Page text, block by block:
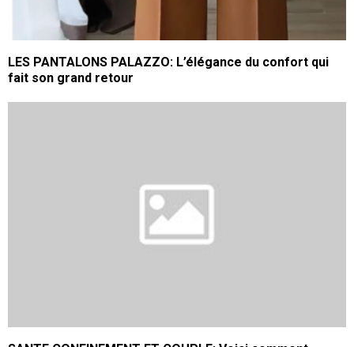
LES PANTALONS PALAZZO: L’élégance du confort qui
fait son grand retour